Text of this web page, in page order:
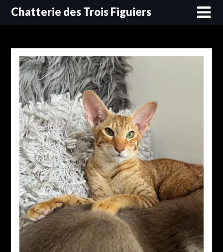
SkipChatterie des Trois Figuiers